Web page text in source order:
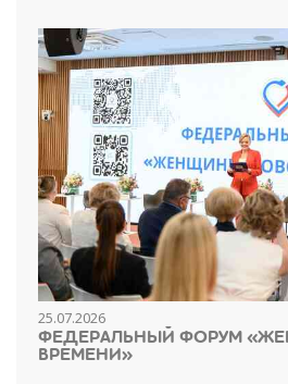
25.07.2026
ФЕДЕРАЛЬНЫЙ ФОРУМ
ВРЕМЕНИ»